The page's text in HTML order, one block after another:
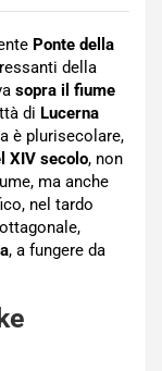
Ponte della
della
sopra il fiume
di Lucerna
è plurisecolare,
XIV secolo, non
ma anche
nel tardo
, a fungere da